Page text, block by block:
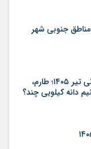
مناطق جنوبی شهر
قیمت جدید انواع برنج ایرانی تیر ۱۴۰۵؛ طارم،
دانه کیلویی چند؟